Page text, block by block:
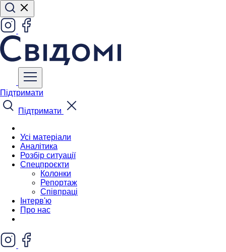
Підтримати
Підтримати
Усі матеріали
Аналітика
Розбір ситуації
Спецпроєкти
Колонки
Репортаж
Співпраці
Інтерв'ю
Про нас